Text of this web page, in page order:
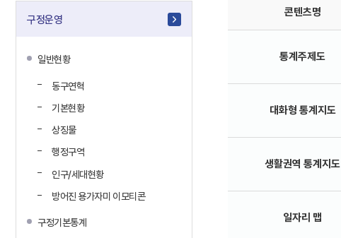
구정운영
일반현황
동구연혁
기본현황
상징물
행정구역
인구/세대현황
방어진 용가자미 이모티콘
구정기본통계
콘텐츠명
통계주제도
대화형 통계지도
생활권역 통계지도
일자리 맵